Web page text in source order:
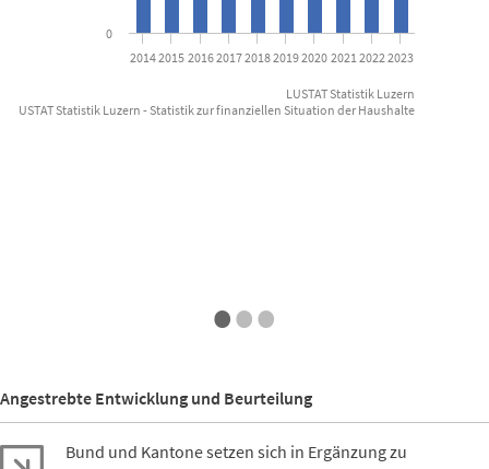
20142015 20162017201820192020 202120222023
0
LUSTAT Statistik Luzern
LUSTAT Statistik Luzern - Statistik zur finanziellen Situation der Haushalte
•••
Angestrebte Entwicklung und Beurteilung
Bund und Kantone setzen sich in Ergänzung zu